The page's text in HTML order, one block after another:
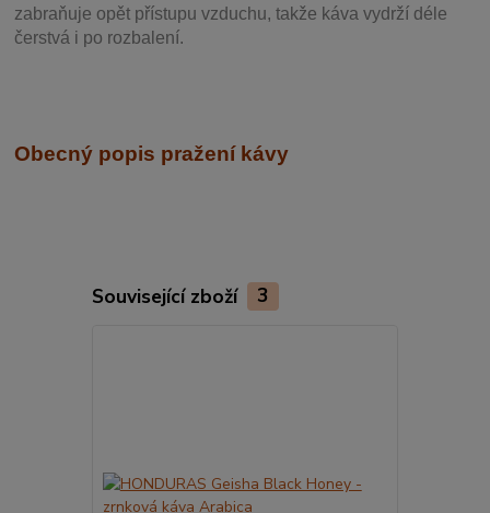
zabraňuje opět přístupu vzduchu, takže káva vydrží déle
čerstvá i po rozbalení.
Obecný popis pražení kávy
Související zboží 3